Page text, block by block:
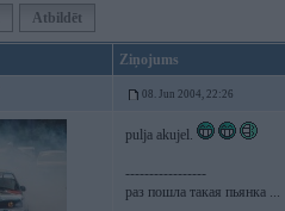
Atbildēt
Ziņojums
08. Jun 2004, 22:26
pulja akujel.
-----------------
раз пошла такая пьянка ...